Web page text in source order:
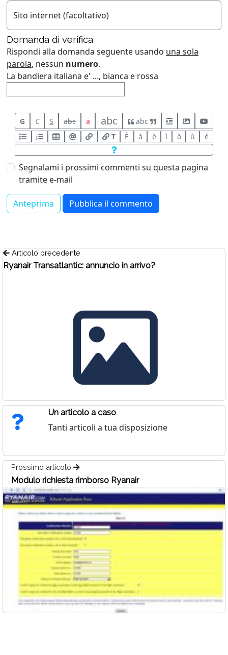
Sito internet (facoltativo)
Domanda di verifica
Rispondi alla domanda seguente usando una sola
parola, nessun numero.
La bandiera italiana e' ..., bianca e rossa
G C S abc a abc
abc
T
È à è ì ò ù é
Segnalami i prossimi commenti su questa pagina
tramite e-mail
Articolo precedente
Ryanair Transatlantic: annuncio in arrivo?
Un articolo a caso
Tanti articoli a tua disposizione
Prossimo articolo
Modulo richiesta rimborso Ryanair